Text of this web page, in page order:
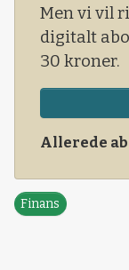
Men vi vil
digitalt
30 kroner.
Allerede
Finans